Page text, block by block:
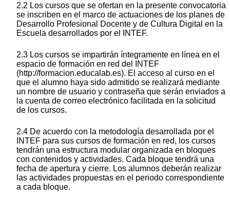
2.2 Los cursos que se ofertan en la presente convocatoria
se inscriben en el marco de actuaciones de los planes de
Desarrollo Profesional Docente y de Cultura Digital en la
Escuela desarrollados por el INTEF.
2.3 Los cursos se impartirán íntegramente en línea en el
espacio de formación en red del INTEF
(http://formacion.educalab.es). El acceso al curso en el
que el alumno haya sido admitido se realizará mediante
un nombre de usuario y contraseña que serán enviados a
la cuenta de correo electrónico facilitada en la solicitud
de los cursos.
2.4 De acuerdo con la metodología desarrollada por el
INTEF para sus cursos de formación en red, los cursos
tendrán una estructura modular organizada en bloques
con contenidos y actividades. Cada bloque tendrá una
fecha de apertura y cierre. Los alumnos deberán realizar
las actividades propuestas en el periodo correspondiente
a cada bloque.